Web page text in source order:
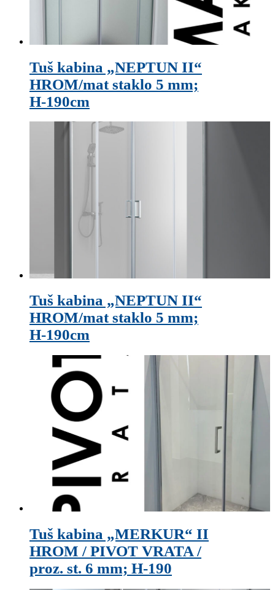
Tuš kabina „NEPTUN II“
HROM/mat staklo 5 mm;
H-190cm
Tuš kabina „NEPTUN II“
HROM/mat staklo 5 mm;
H-190cm
Tuš kabina „MERKUR“ II
HROM / PIVOT VRATA /
proz. st. 6 mm; H-190